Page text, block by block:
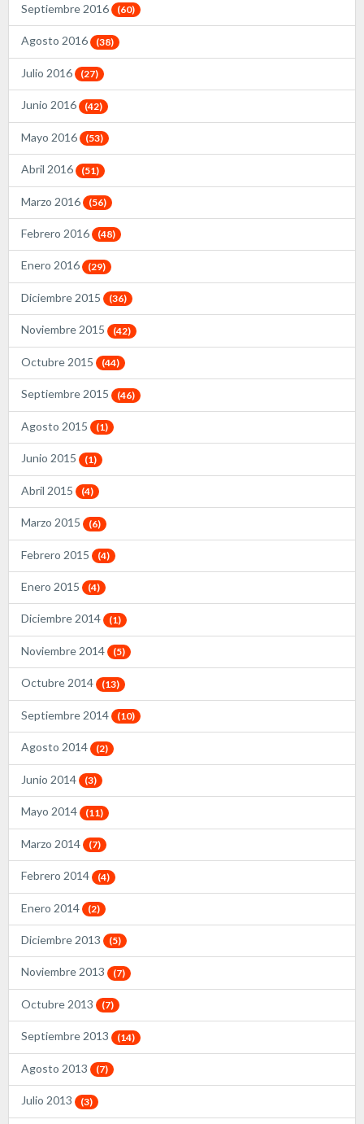
Septiembre 2016 (60)
Agosto 2016 (38)
Julio 2016 (27)
Junio 2016 (42)
Mayo 2016 (53)
Abril 2016 (51)
Marzo 2016 (56)
Febrero 2016 (48)
Enero 2016 (29)
Diciembre 2015 (36)
Noviembre 2015 (42)
Octubre 2015 (44)
Septiembre 2015 (46)
Agosto 2015 (1)
Junio 2015 (1)
Abril 2015 (4)
Marzo 2015 (6)
Febrero 2015 (4)
Enero 2015 (4)
Diciembre 2014 (1)
Noviembre 2014 (5)
Octubre 2014 (13)
Septiembre 2014 (10)
Agosto 2014 (2)
Junio 2014 (3)
Mayo 2014 (11)
Marzo 2014 (7)
Febrero 2014 (4)
Enero 2014 (2)
Diciembre 2013 (5)
Noviembre 2013 (7)
Octubre 2013 (7)
Septiembre 2013 (14)
Agosto 2013 (7)
Julio 2013 (3)